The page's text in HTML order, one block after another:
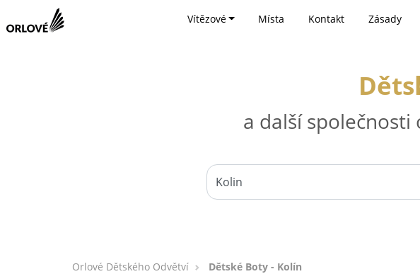
Vítězové Místa Kontakt Zásady
a další
Orlové Dětského Odvětví Dětské Boty - Kolín